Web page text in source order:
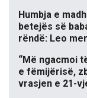
Humbja e
betejës së
rëndë: Leo
“Më ngacmoi
e fëmijërisë,
vrasjen e 21-